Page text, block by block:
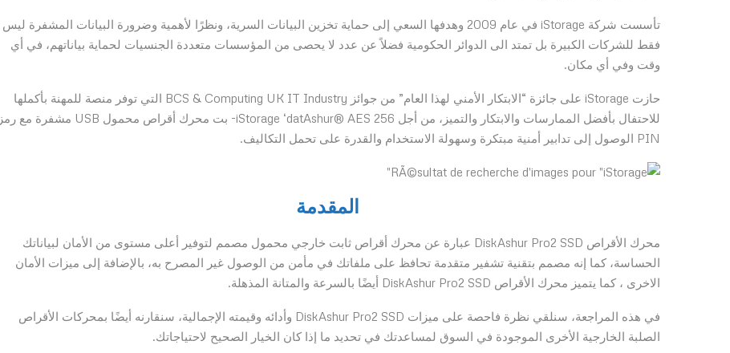
تأسست شركة iStorage في عام 2009 وهدفها السعي إلى حماية تخزين البيانات السرية، ونظرًا لأهمية وضرورة البيانات المشفرة ليس
فقط للشركات الكبيرة بل تمتد الى الدوائر الحكومية فضلاً عن عدد لا يحصى من المؤسسات متعددة الجنسيات لحماية بياناتهم، في أي
وقت وفي أي مكان.
حازت iStorage على جائزة “الابتكار الأمني ​​لهذا العام” من جوائز BCS & Computing UK IT Industry التي توفر منصة للمهنة بأكملها
للاحتفال بأفضل الممارسات والابتكار والتميز، من أجل iStorage ‘datAshur® AES 256- بت محرك أقراص محمول USB مشفرة مع رمز
PIN الوصول إلى تدابير أمنية مبتكرة وسهولة الاستخدام والقدرة على تحمل التكاليف.
المقدمة
محرك الأقراص DiskAshur Pro2 SSD عبارة عن محرك أقراص ثابت خارجي محمول مصمم لتوفير أعلى مستوى من الأمان لبياناتك
الحساسة، كما إنه مصمم بتقنية تشفير متقدمة تحافظ على ملفاتك في مأمن من الوصول غير المصرح به، بالإضافة إلى ميزات الأمان
الاخرى ، كما يتميز محرك الأقراص DiskAshur Pro2 SSD أيضًا بالسرعة والمتانة المذهلة.
في هذه المراجعة، سنلقي نظرة فاحصة على ميزات DiskAshur Pro2 SSD وأدائه وقيمته الإجمالية، سنقارنه أيضًا بمحركات الأقراص
الصلبة الخارجية الأخرى الموجودة في السوق لمساعدتك في تحديد ما إذا كان الخيار الصحيح لاحتياجاتك.